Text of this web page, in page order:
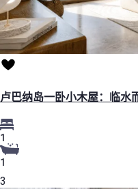
卢巴纳岛一卧小木屋：临水
1
1
3